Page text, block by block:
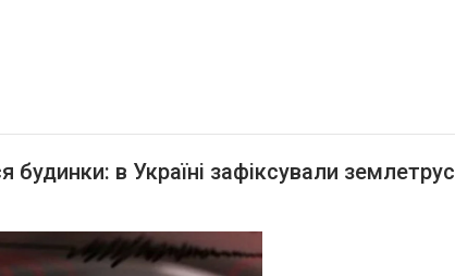
в Україні зафіксували землетрус